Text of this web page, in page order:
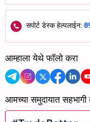
सपोर्ट डेस्क हेल्पलाईन:
आम्हाला येथे फॉलो करा
आमच्या समुदायात सहभागी